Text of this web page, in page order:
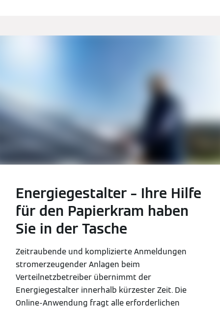
Energiegestalter – Ihre Hilfe
für den Papierkram haben
Sie in der Tasche
Zeitraubende und komplizierte Anmeldungen
stromerzeugender Anlagen beim
Verteilnetzbetreiber übernimmt der
Energiegestalter innerhalb kürzester Zeit. Die
Online-Anwendung fragt alle erforderlichen